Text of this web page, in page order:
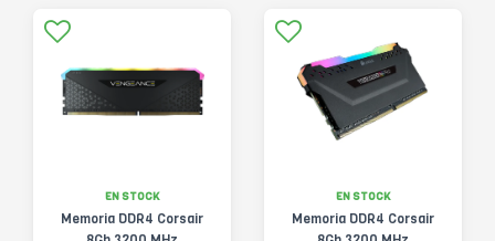
EN STOCK
Memoria DDR4 Corsair
EN STOCK
Memoria DDR4 Corsair